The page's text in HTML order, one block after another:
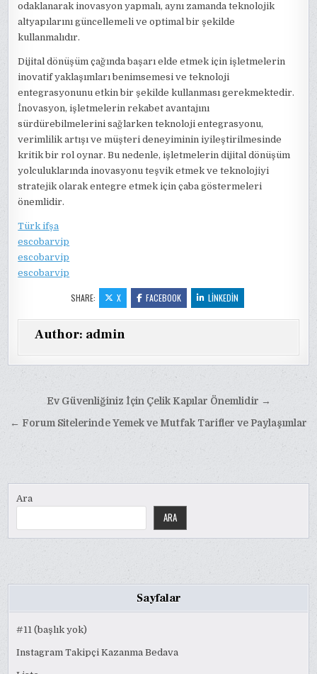
odaklanarak inovasyon yapmalı, aynı zamanda teknolojik
altyapılarını güncellemeli ve optimal bir şekilde
kullanmalıdır.
Dijital dönüşüm çağında başarı elde etmek için işletmelerin
inovatif yaklaşımları benimsemesi ve teknoloji
entegrasyonunu etkin bir şekilde kullanması gerekmektedir.
İnovasyon, işletmelerin rekabet avantajını
sürdürebilmelerini sağlarken teknoloji entegrasyonu,
verimlilik artışı ve müşteri deneyiminin iyileştirilmesinde
kritik bir rol oynar. Bu nedenle, işletmelerin dijital dönüşüm
yolculuklarında inovasyonu teşvik etmek ve teknolojiyi
stratejik olarak entegre etmek için çaba göstermeleri
önemlidir.
Türk ifşa
escobarvip
escobarvip
escobarvip
SHARE: X FACEBOOK LINKEDIN
Author: admin
gezinmesi
Ev Güvenliğiniz İçin Çelik Kapılar Önemlidir →
← Forum Sitelerinde Yemek ve Mutfak Tarifler ve Paylaşımlar
Ara
ARA
Sayfalar
#11 (başlık yok)
Instagram Takipçi Kazanma Bedava